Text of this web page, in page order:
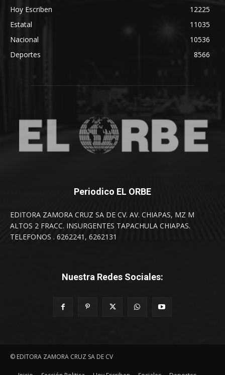
Hoy Escriben
12225
Estatal
11035
Nacional
10536
Deportes
8566
Periodico EL ORBE
EDITORA ZAMORA CRUZ SA DE CV. AV. CHIAPAS, MZ M
ALTOS 2 FRACC. INSURGENTES TAPACHULA CHIAPAS.
TELEFONOS . 6262241, 6262131
Nuestra Redes Sociales:
© EDITORA ZAMORA CRUZ SA DE CV